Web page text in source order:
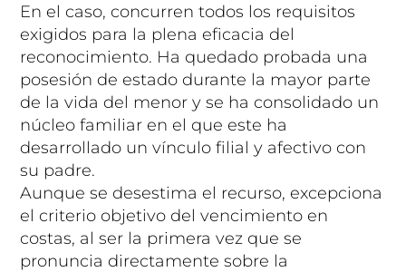
En el caso, concurren todos los requisitos
exigidos para la plena eficacia del
reconocimiento. Ha quedado probada una
posesión de estado durante la mayor parte
de la vida del menor y se ha consolidado un
núcleo familiar en el que este ha
desarrollado un vínculo filial y afectivo con
su padre.
Aunque se desestima el recurso, excepciona
el criterio objetivo del vencimiento en
costas, al ser la primera vez que se
pronuncia directamente sobre la